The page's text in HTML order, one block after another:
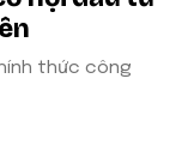
thức công